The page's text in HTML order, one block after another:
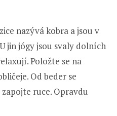
nazývá kobra a jsou v
jin jógy jsou svaly dolních
Položte se na
Od beder se
ruce. Opravdu